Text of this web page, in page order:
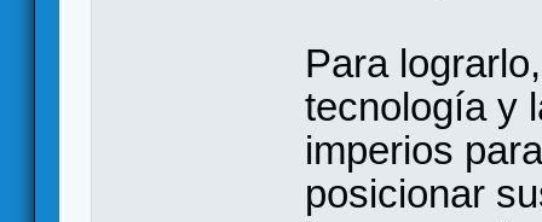
Para
tecnología y
imperios
posicionar